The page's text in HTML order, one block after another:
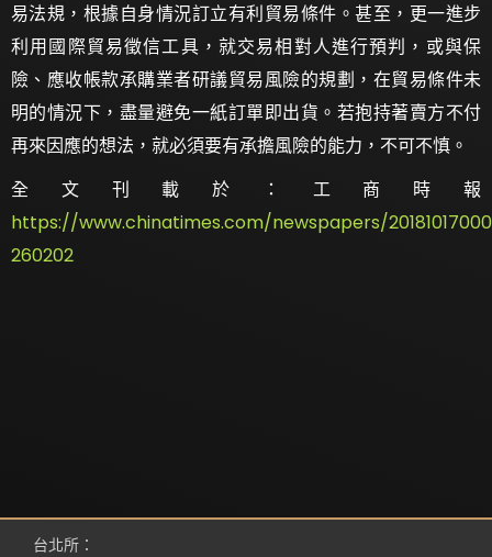
易法規，根據自身情況訂立有利貿易條件。甚至，更一進步
利用國際貿易徵信工具，就交易相對人進行預判，或與保
險、應收帳款承購業者研議貿易風險的規劃，在貿易條件未
明的情況下，盡量避免一紙訂單即出貨。若抱持著賣方不付
再來因應的想法，就必須要有承擔風險的能力，不可不慎。
全文刊載於：工商時報
https://www.chinatimes.com/newspapers/
260202
台北所：